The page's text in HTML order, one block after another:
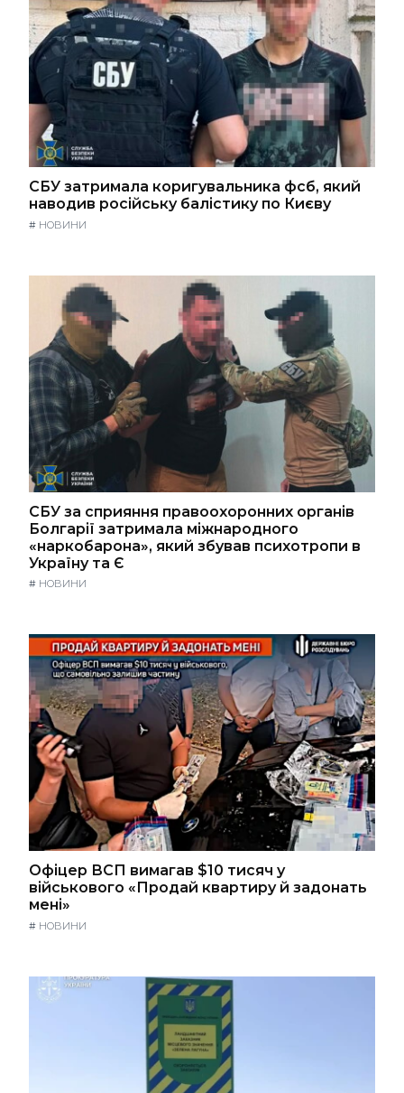
СБУ затримала коригувальника фсб, який
наводив російську балістику по Києву
# НОВИНИ
СБУ за сприяння правоохоронних органів
Болгарії затримала міжнародного
«наркобарона», який збував психотропи в
Україну та Є
# НОВИНИ
Офіцер ВСП вимагав $10 тисяч у
військового «Продай квартиру й задонать
мені»
# НОВИНИ